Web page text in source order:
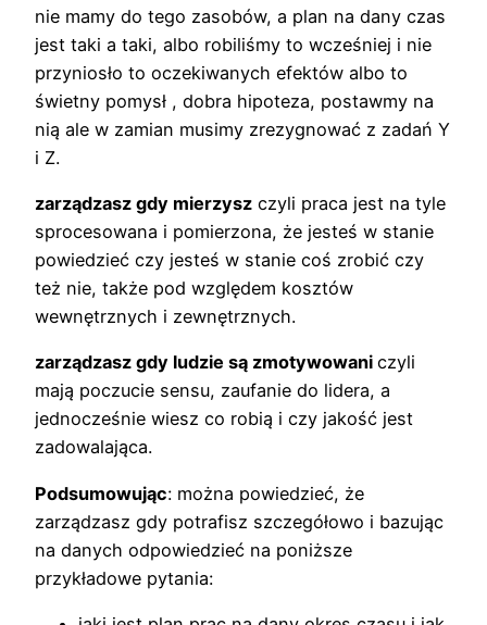
nie mamy do tego zasobów, a plan na dany czas
jest taki a taki, albo robiliśmy to wcześniej i nie
przyniosło to oczekiwanych efektów albo to
świetny pomysł , dobra hipoteza, postawmy na
nią ale w zamian musimy zrezygnować z zadań Y
i Z.
zarządzasz gdy mierzysz czyli praca jest na tyle
sprocesowana i pomierzona, że jesteś w stanie
powiedzieć czy jesteś w stanie coś zrobić czy
też nie, także pod względem kosztów
wewnętrznych i zewnętrznych.
zarządzasz gdy ludzie są zmotywowani czyli
mają poczucie sensu, zaufanie do lidera, a
jednocześnie wiesz co robią i czy jakość jest
zadowalająca.
Podsumowując: można powiedzieć, że
zarządzasz gdy potrafisz szczegółowo i bazując
na danych odpowiedzieć na poniższe
przykładowe pytania: